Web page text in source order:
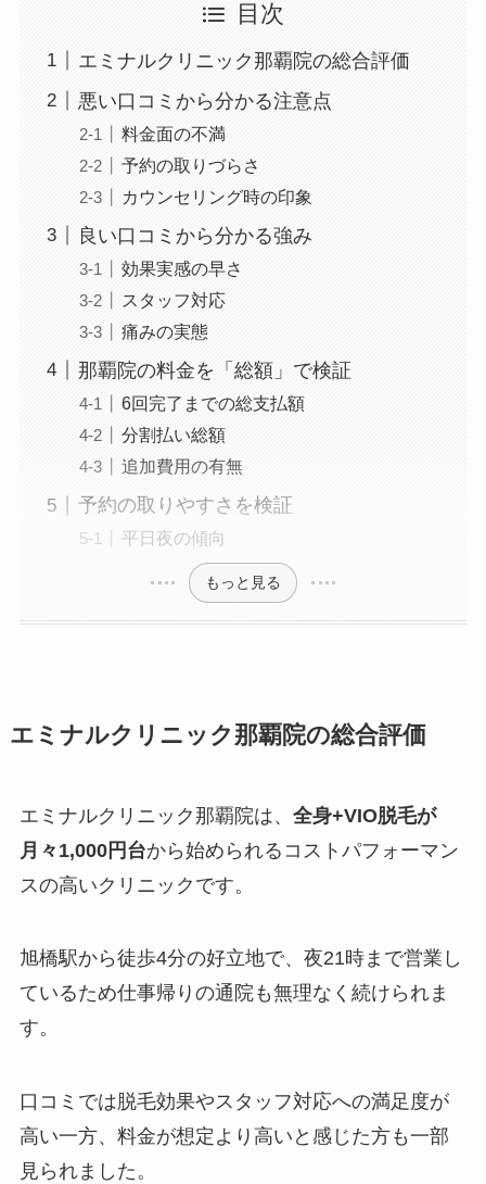
目次
エミナルクリニック那覇院の総合評価
悪い口コミから分かる注意点
料金面の不満
予約の取りづらさ
カウンセリング時の印象
良い口コミから分かる強み
効果実感の早さ
スタッフ対応
痛みの実態
那覇院の料金を「総額」で検証
6回完了までの総支払額
分割払い総額
追加費用の有無
予約の取りやすさを検証
平日夜の傾向
もっと見る
エミナルクリニック那覇院の総合評価
エミナルクリニック那覇院は、 全身+VIO脱毛が
月々1,000円台から始められるコストパフォーマン
スの高いクリニックです。
旭橋駅から徒歩4分の好立地で、夜21時まで営業し
ているため仕事帰りの通院も無理なく続けられま
す。
口コミでは脱毛効果やスタッフ対応への満足度が
高い一方、料金が想定より高いと感じた方も一部
見られました。